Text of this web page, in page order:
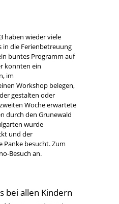
haben wieder viele
in die Ferienbetreuung
buntes Programm auf
konnten ein
im
Workshop belegen,
gestalten oder
Woche erwartete
durch den Grunewald
wurde
und der
Panke besucht. Zum
Besuch an.
bei allen Kindern